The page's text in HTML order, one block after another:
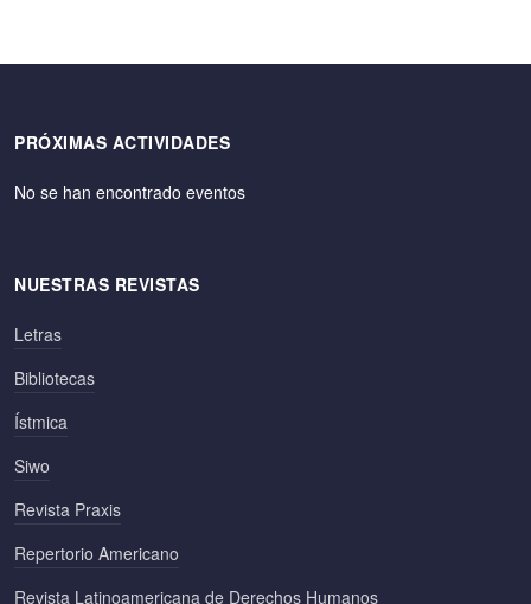
PRÓXIMAS ACTIVIDADES
No se han encontrado eventos
NUESTRAS REVISTAS
Letras
Bibliotecas
Ístmica
Siwo
Revista Praxis
Repertorio Americano
Revista Latinoamericana de Derechos Humanos